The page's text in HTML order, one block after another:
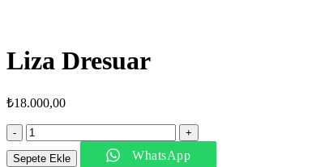
Liza Dresuar
₺18.000,00
Liza
Dresuar
adet
Sepete Ekle WhatsApp